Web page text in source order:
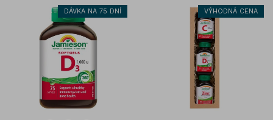
DÁVKA NA 75 DNÍ VÝHODNÁ CENA